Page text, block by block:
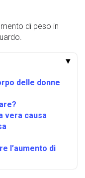
di peso in
▼
delle donne
vera causa
l’aumento di